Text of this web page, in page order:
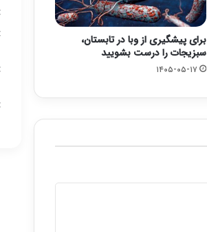
برای پیشگیری از وبا در تابستان،
سبزیجات را درست بشویید
۱۴۰۵-۰۵-۱۷